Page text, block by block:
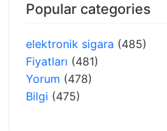
Popular categories
elektronik sigara (485)
Fiyatları (481)
Yorum (478)
Bilgi (475)